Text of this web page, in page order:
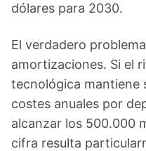
dólares para 2030.
El verdadero
amortizaciones. Si el
tecnológica mantiene
costes anuales por
alcanzar los 500.000
cifra resulta